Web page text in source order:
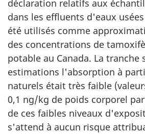
déclaration relatifs aux
dans les effluents d'eaux
été utilisés comme
des concentrations de
potable au Canada. La tranche
estimations l'absorption à
naturels était très faible
0,1 ng/kg de poids corporel
de ces faibles niveaux
s'attend à aucun risque